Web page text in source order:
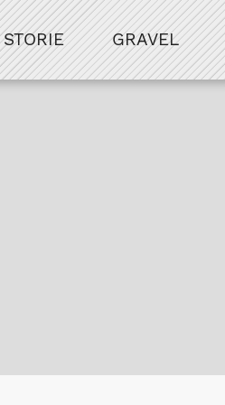
STORIE GRAVEL